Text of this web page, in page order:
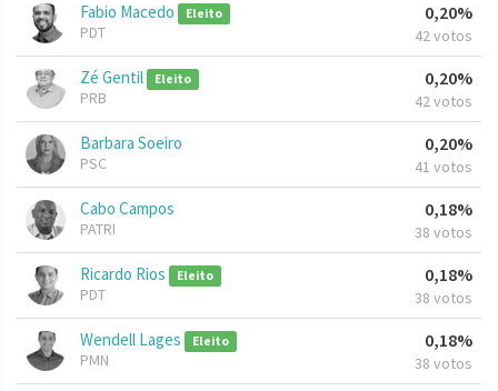
Fabio Macedo Eleito
PDT
0,20%
42 votos
Zé Gentil Eleito
PRB
0,20%
42 votos
Barbara Soeiro
PSC
0,20%
41 votos
Cabo Campos
PATRI
0,18%
38 votos
Ricardo Rios Eleito
PDT
0,18%
38 votos
Wendell Lages Eleito
PMN
0,18%
38 votos